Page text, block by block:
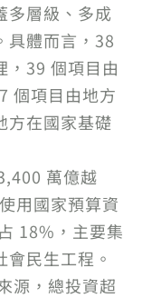
多層級、多成
具體而言，38
，39 個項目由
個項目由地方
方在國家基礎
萬億越
用國家預算資
18%，主要集
民生工程。
源，總投資超